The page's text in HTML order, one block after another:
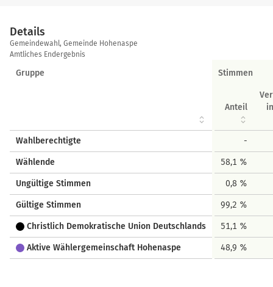
Details
Details
Gemeindewahl, Gemeinde Hohenaspe
Amtliches Endergebnis
Gruppe Stimmen
Anteil
Wahlberechtigte -
Wählende 58,1 %
Ungültige Stimmen 0,8 %
Gültige Stimmen 99,2 %
Christlich Demokratische Union Deutschlands 51,1 %
Aktive Wählergemeinschaft Hohenaspe 48,9 %